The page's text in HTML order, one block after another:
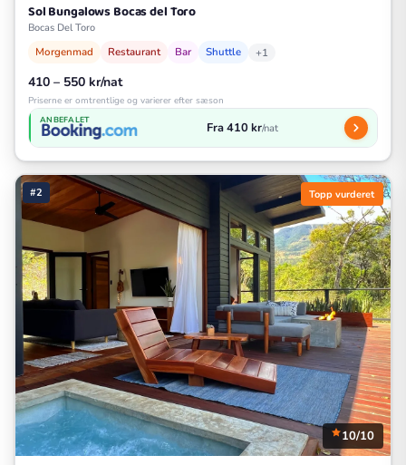
Sol Bungalows Bocas del Toro
Bocas Del Toro
Morgenmad Restaurant Bar Shuttle +1
410 – 550 kr/nat
Priserne er omtrentlige og varierer efter sæson
ANBEFALET Fra 410 kr/nat
#2 Topp vurderet
10/10